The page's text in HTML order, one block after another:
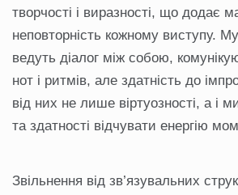
творчості і виразності, що додає
неповторність кожному виступу.
ведуть діалог між собою,
нот і ритмів, але здатність до
від них не лише віртуозності, а і
та здатності відчувати енергію
Звільнення від зв’язувальних